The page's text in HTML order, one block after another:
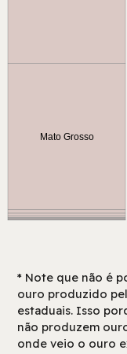
Mato Grosso
* Note que não é
ouro produzido
estaduais. Isso
não produzem
onde veio o ouro